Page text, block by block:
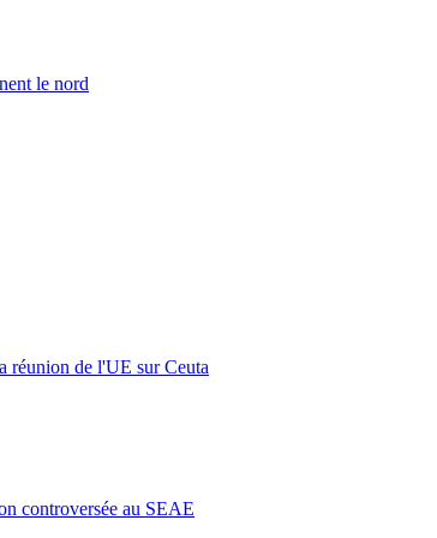
le nord
réunion de l'UE sur Ceuta
controversée au SEAE